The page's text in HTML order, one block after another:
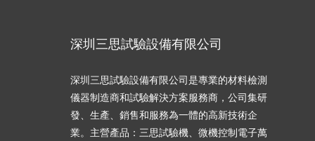
深圳三思試驗設備有限公司
深圳三思試驗設備有限公司是專業的材料檢測
儀器制造商和試驗解決方案服務商，公司集研
發、生產、銷售和服務為一體的高新技術企
業。主營產品：三思試驗機、微機控制電子萬